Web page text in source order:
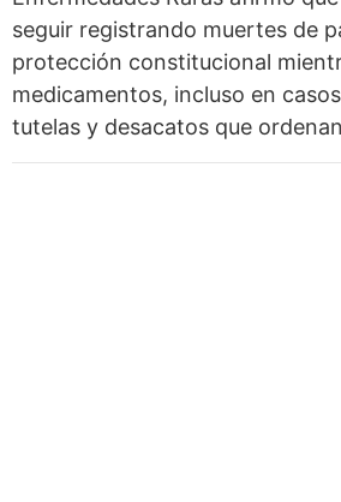
seguir registrando muertes de
protección constitucional
medicamentos, incluso en
tutelas y desacatos que